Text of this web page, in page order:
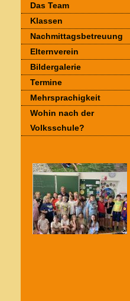
Das Team
Klassen
Nachmittagsbetreuung
Elternverein
Bildergalerie
Termine
Mehrsprachigkeit
Wohin nach der
Volksschule?